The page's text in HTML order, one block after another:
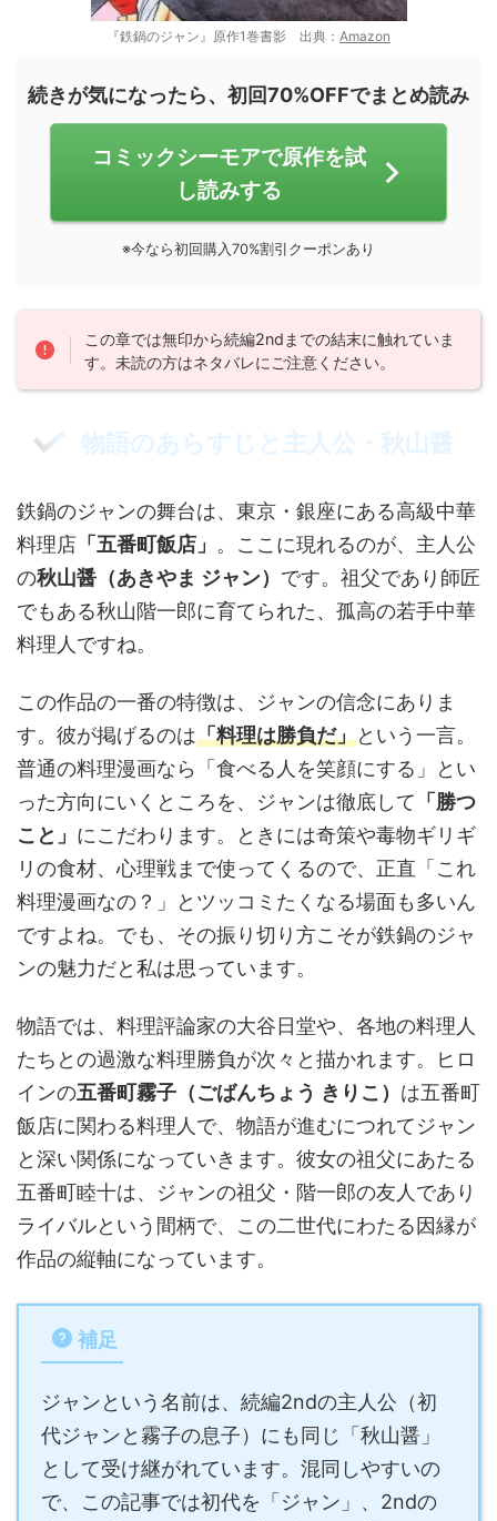
『鉄鍋のジャン』原作1巻書影 出典： Amazon
続きが気になったら、初回70%OFFでまとめ読み
コミックシーモアで原作を試
し読みする
※今なら初回購入70%割引クーポンあり
この章では無印から続編2ndまでの結末に触れていま
す。未読の方はネタバレにご注意ください。
物語のあらすじと主人公・秋山醤
鉄鍋のジャンの舞台は、東京・銀座にある高級中華
料理店 「五番町飯店」 。ここに現れるのが、主人公
の秋山醤（あきやま ジャン） です。祖父であり師匠
でもある秋山階一郎に育てられた、孤高の若手中華
料理人ですね。
この作品の一番の特徴は、ジャンの信念にありま
す。彼が掲げるのは「料理は勝負だ」という一言。
普通の料理漫画なら「食べる人を笑顔にする」とい
った方向にいくところを、ジャンは徹底して 「勝つ
こと」 にこだわります。ときには奇策や毒物ギリギ
リの食材、心理戦まで使ってくるので、正直「これ
料理漫画なの？」とツッコミたくなる場面も多いん
ですよね。でも、その振り切り方こそが鉄鍋のジャ
ンの魅力だと私は思っています。
物語では、料理評論家の大谷日堂や、各地の料理人
たちとの過激な料理勝負が次々と描かれます。ヒロ
インの五番町霧子（ごばんちょう きりこ） は五番町
飯店に関わる料理人で、物語が進むにつれてジャン
と深い関係になっていきます。彼女の祖父にあたる
五番町睦十は、ジャンの祖父・階一郎の友人であり
ライバルという間柄で、この二世代にわたる因縁が
作品の縦軸になっています。
補足
ジャンという名前は、続編2ndの主人公（初
代ジャンと霧子の息子）にも同じ「秋山醤」
として受け継がれています。混同しやすいの
で、この記事では初代を「ジャン」、2ndの